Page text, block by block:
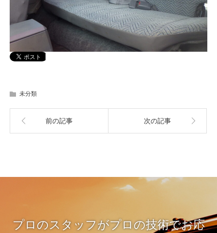
未分類
前の記事 次の記事
プロのスタッフがプロの技術でお応